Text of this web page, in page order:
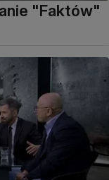
"Faktów"